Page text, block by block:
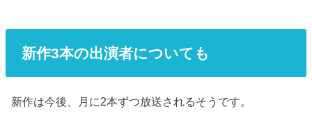
新作3本の出演者についても
新作は今後、月に2本ずつ放送されるそうです。